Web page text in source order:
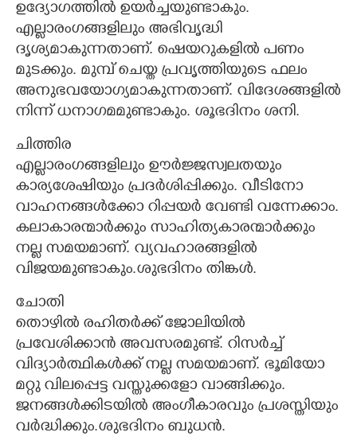
ഉദ്യോഗത്തിൽ ഉയർച്ചയുണ്ടാകും.
എല്ലാരംഗങ്ങളിലും അഭിവൃദ്ധി
ദൃശ്യമാകുന്നതാണ്. ഷെയറുകളിൽ പണം
മുടക്കും. മുമ്പ് ചെയ്ത പ്രവൃത്തിയുടെ ഫലം
അനുഭവയോഗ്യമാകുന്നതാണ്. വിദേശങ്ങളിൽ
നിന്ന് ധനാഗമമുണ്ടാകും. ശൂഭദിനം ശനി.
ചിത്തിര
എല്ലാരംഗങ്ങളിലും ഊർജ്ജസ്വലതയും
കാര്യശേഷിയും പ്രദർശിപ്പിക്കും. വീടിനോ
വാഹനങ്ങൾക്കോ റിപ്പയർ വേണ്ടി വന്നേക്കാം.
കലാകാരന്മാർക്കും സാഹിത്യകാരന്മാർക്കും
നല്ല സമയമാണ്. വ്യവഹാരങ്ങളിൽ
വിജയമുണ്ടാകും.ശുഭദിനം തിങ്കൾ.
ചോതി
തൊഴിൽ രഹിതർക്ക് ജോലിയിൽ
പ്രവേശിക്കാൻ അവസരമുണ്ട്. റിസർച്ച്
വിദ്യാർത്ഥികൾക്ക് നല്ല സമയമാണ്. ഭൂമിയോ
മറ്റു വിലപ്പെട്ട വസ്തുക്കളോ വാങ്ങിക്കും.
ജനങ്ങൾക്കിടയിൽ അംഗീകാരവും പ്രശസ്തിയും
വർദ്ധിക്കും.ശുഭദിനം ബുധൻ.